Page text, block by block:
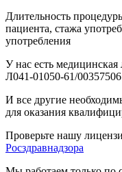
Длительность
пациента, стажа
употребления
У нас есть медицинская
Л041-01050-61/00357506
И все другие
для оказания
Проверьте нашу
Росздравнадзора